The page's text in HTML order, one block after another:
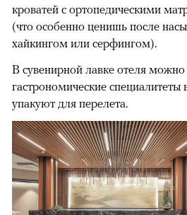
кроватей с ортопедическими
(что особенно ценишь после
хайкингом или серфингом).
В сувенирной лавке отеля можно
гастрономические
упакуют для перелета.